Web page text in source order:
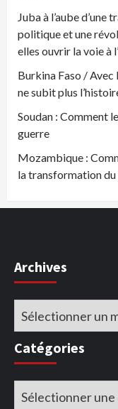
Juba à l’aube
politique et une
elles ouvrir la voie à
Burkina Faso /
ne subit plus
Soudan : Comment
guerre
Mozambique :
la transformation du
Archives
Archives
Catégories
Catégories